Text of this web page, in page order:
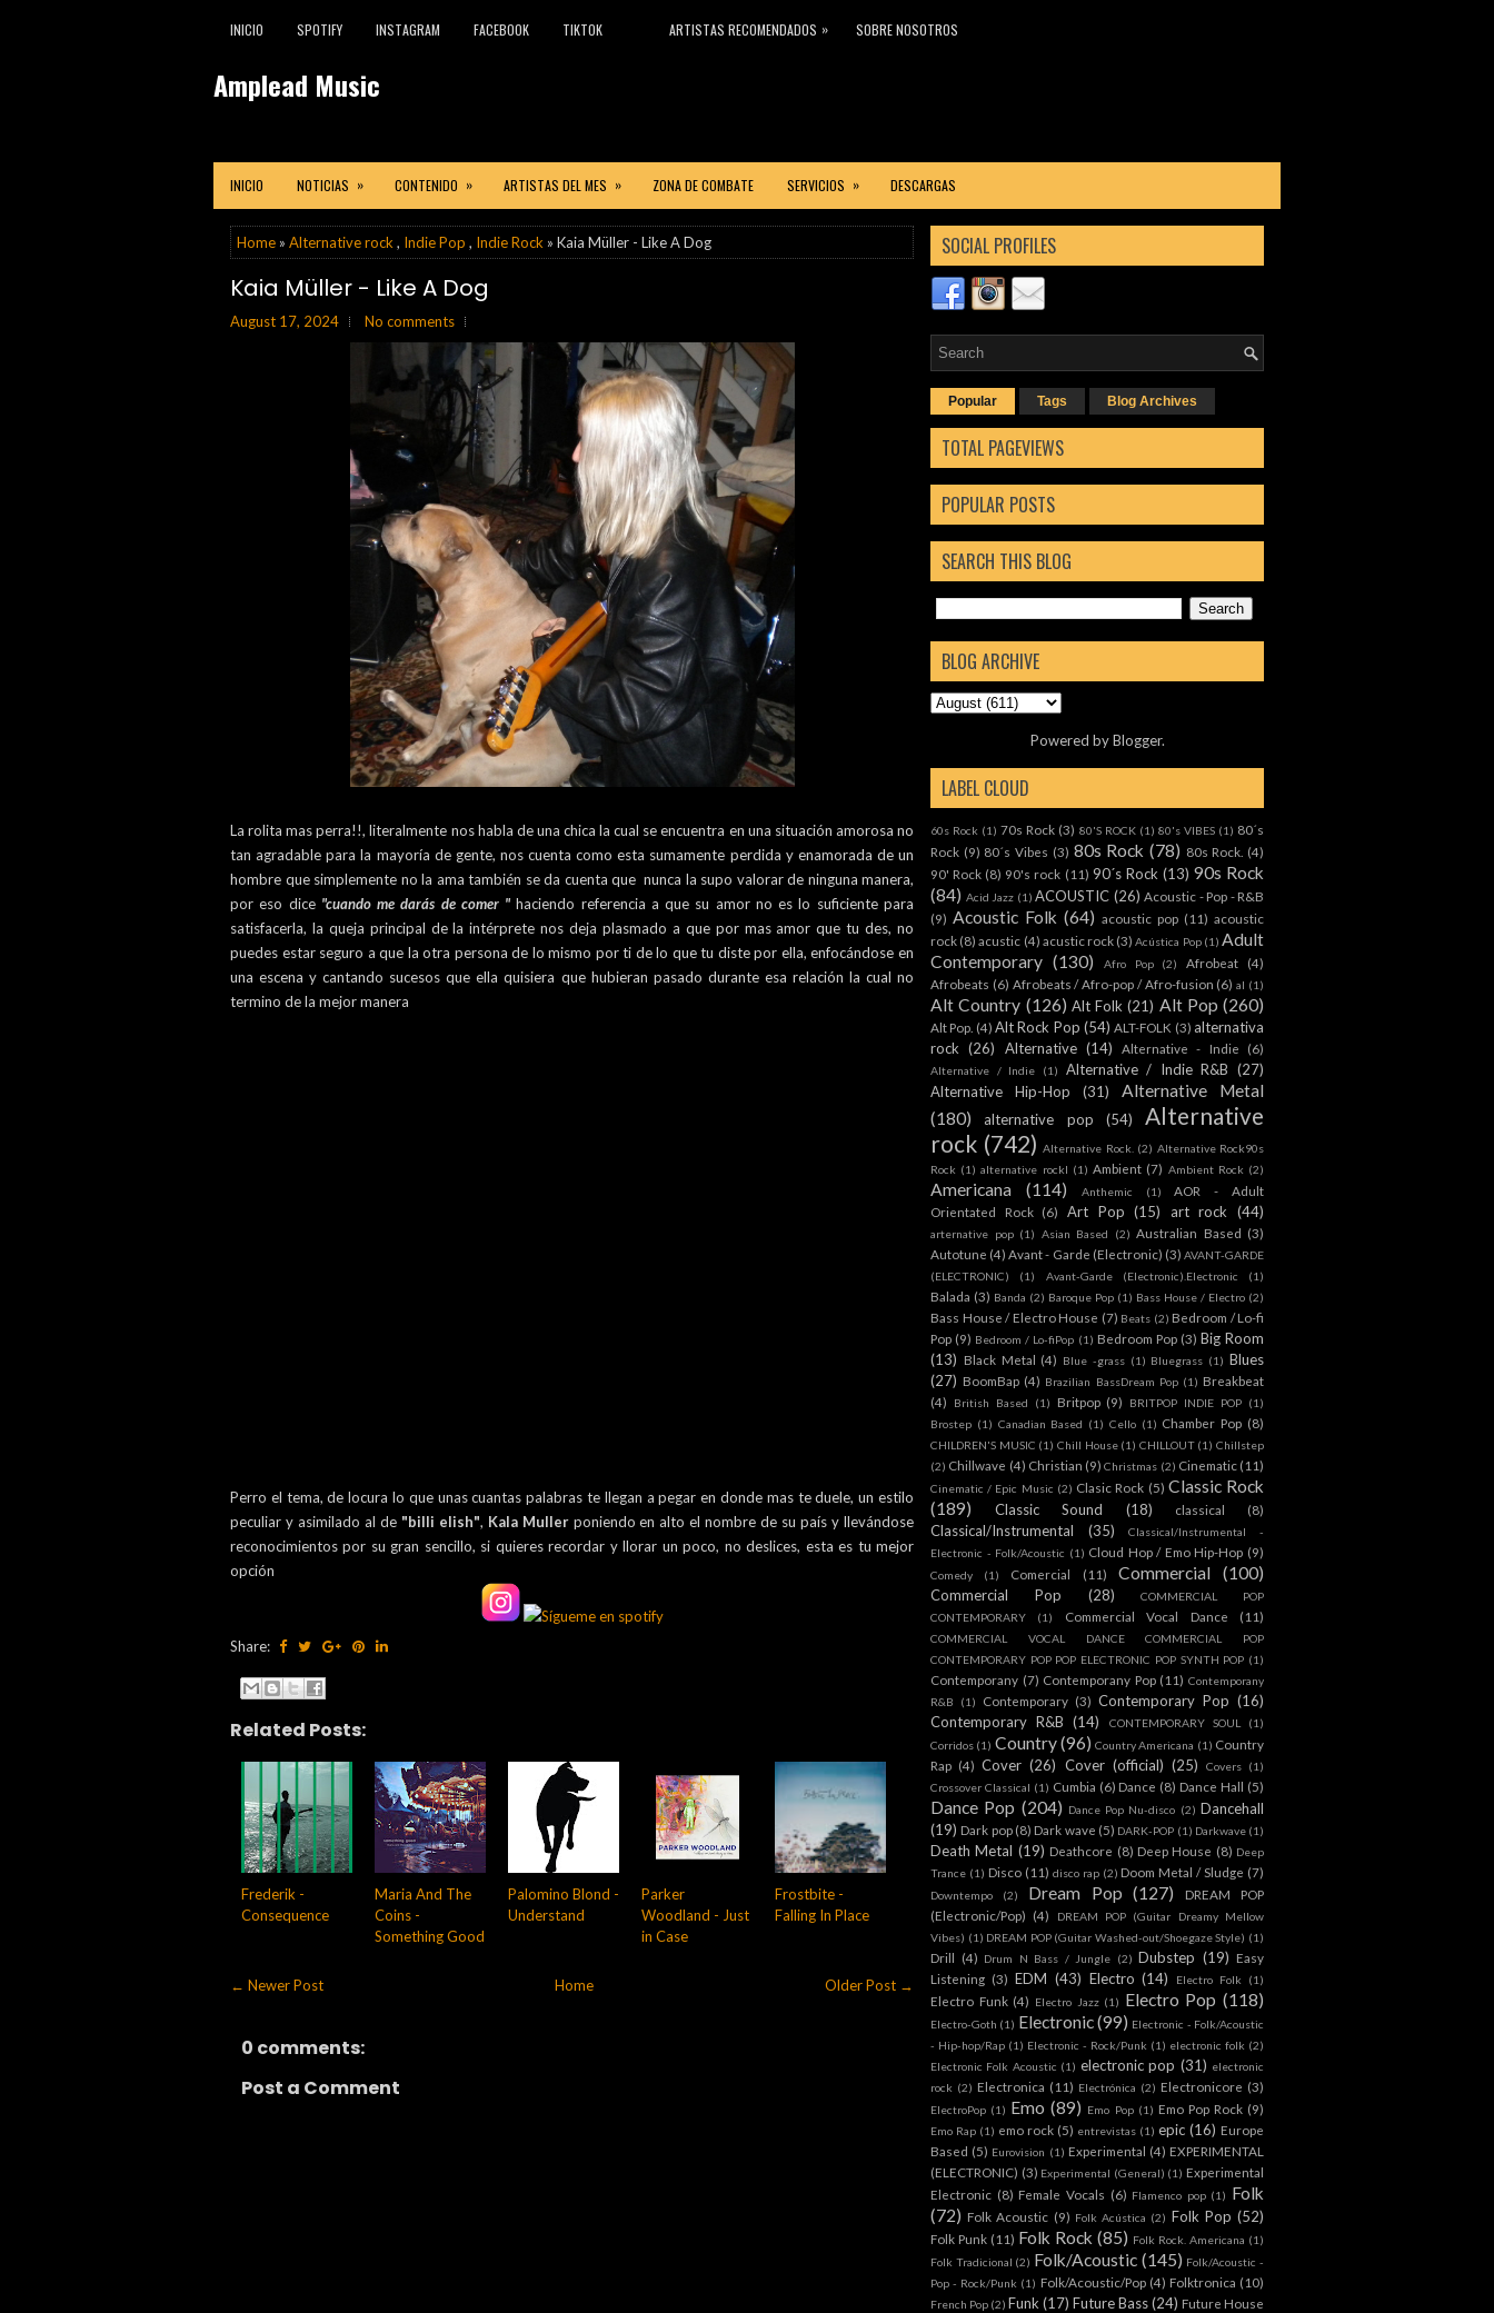
INICIO SPOTIFY INSTAGRAM FACEBOOK TIKTOK ARTISTAS RECOMENDADOS » SOBRE NOSOTROS
Amplead Music
INICIO NOTICIAS » CONTENIDO » ARTISTAS DEL MES » ZONA DE COMBATE SERVICIOS » DESCARGAS
Home » Alternative rock , Indie Pop , Indie Rock » Kaia Müller - Like A Dog
Kaia Müller - Like A Dog
August 17, 2024 No comments
La rolita mas perra!!, literalmente nos habla de una chica la cual se encuentra en una situación amorosa no
tan agradable para la mayoría de gente, nos cuenta como esta sumamente perdida y enamorada de un
hombre que simplemente no la ama también se da cuenta que nunca la supo valorar de ninguna manera,
por eso dice "cuando me darás de comer " haciendo referencia a que su amor no es lo suficiente para
satisfacerla, la queja principal de la intérprete nos deja plasmado a que por mas amor que tu des, no
puedes estar seguro a que la otra persona de lo mismo por ti de lo que tu diste por ella, enfocándose en
una escena y cantando sucesos que ella quisiera que hubieran pasado durante esa relación la cual no
termino de la mejor manera
Perro el tema, de locura lo que unas cuantas palabras te llegan a pegar en donde mas te duele, un estilo
peculiar y asimilado al de "billi elish", Kala Mullerponiendo en alto el nombre de su país y llevándose
reconocimientos por su gran sencillo, si quieres recordar y llorar un poco, no deslices, esta es tu mejor
opción
Share:
Related Posts:
Frederik -
Consequence
Maria And The
Coins -
Something Good
Palomino Blond -
Understand
Parker
Woodland - Just
in Case
Frostbite -
Falling In Place
← Newer Post Older Post →
Home
0 comments:
Post a Comment
SOCIAL PROFILES
Popular Tags Blog Archives
TOTAL PAGEVIEWS
POPULAR POSTS
SEARCH THIS BLOG
BLOG ARCHIVE
Powered byBlogger.
LABEL CLOUD
60s Rock (1) 70s Rock (3) 80'S ROCK (1) 80's VIBES (1) 80´s
Rock (9) 80´s Vibes (3) 80s Rock (78) 80s Rock. (4)
90' Rock (8) 90's rock (11) 90´s Rock (13) 90s Rock
(84) Acid Jazz (1) ACOUSTIC (26) Acoustic - Pop - R&B
(9) Acoustic Folk (64) acoustic pop (11) acoustic
rock (8) acustic (4) acustic rock (3) Acústica Pop (1) Adult
Contemporary (130) Afro Pop (2) Afrobeat
(4)
Afrobeats (6) Afrobeats / Afro-pop / Afro-fusion (6) al (1)
Alt Country (126) Alt Folk (21) Alt Pop (260)
Alt Pop. (4) Alt Rock Pop (54) ALT-FOLK (3) alternativa
rock (26) Alternative (14) Alternative - Indie (6)
Alternative / Indie (1) Alternative / Indie R&B (27)
Alternative Hip-Hop
(31)
Alternative Metal
(180)
alternative pop (54)
Alternative
rock (742) Alternative Rock. (2) Alternative Rock90s
Rock (1) alternative rockl (1) Ambient (7) Ambient Rock (2)
Americana (114) Anthemic (1)
AOR - Adult
Orientated Rock (6) Art Pop (15) art rock (44)
arternative pop (1) Asian Based (2) Australian Based (3)
Autotune (4) Avant - Garde (Electronic) (3) AVANT-GARDE
(ELECTRONIC)
(1) Avant-Garde (Electronic).Electronic (1)
Balada (3) Banda (2) Baroque Pop (1) Bass House / Electro (2)
Bass House / Electro House (7) Beats (2) Bedroom / Lo-fi
Pop (9) Bedroom / Lo-fiPop (1) Bedroom Pop (3) Big Room
(13) Black Metal (4) Blue -grass (1) Bluegrass (1) Blues
(27) BoomBap (4) Brazilian BassDream Pop (1) Breakbeat
(4)
British Based (1) Britpop (9) BRITPOP INDIE POP (1)
Brostep (1) Canadian Based (1) Cello (1) Chamber Pop (8)
CHILDREN'S MUSIC (1) Chill House (1) CHILLOUT (1) Chillstep
(2) Chillwave (4) Christian (9) Christmas (2) Cinematic (11)
Cinematic / Epic Music (2) Clasic Rock (5) Classic Rock
(189)
Classic Sound (18) classical (8)
Classical/Instrumental (35)
Classical/Instrumental -
Electronic - Folk/Acoustic (1) Cloud Hop / Emo Hip-Hop (9)
Comedy (1) Comercial (11) Commercial (100)
Commercial Pop (28)
COMMERCIAL POP
CONTEMPORARY
(1) Commercial Vocal Dance (11)
COMMERCIAL VOCAL DANCE COMMERCIAL POP
CONTEMPORARY POP POP ELECTRONIC POP SYNTH POP (1)
Contemporany (7) Contemporany Pop (11) Contemporany
R&B
(1) Contemporary (3) Contemporary Pop (16)
Contemporary R&B (14) CONTEMPORARY SOUL
(1)
Corridos (1) Country(96) Country Americana (1) Country
Rap (4) Cover (26) Cover (official) (25) Covers (1)
Crossover Classical (1) Cumbia (6) Dance (8) Dance Hall (5)
Dance Pop (204) Dance Pop Nu-disco (2) Dancehall
(19) Dark pop (8) Dark wave (5) DARK-POP (1) Darkwave (1)
Death Metal (19) Deathcore (8) Deep House (8) Deep
Trance (1) Disco (11) disco rap (2) Doom Metal / Sludge (7)
Downtempo (2) Dream Pop (127)
DREAM POP
(Electronic/Pop) (4)
DREAM POP (Guitar Dreamy Mellow
Vibes) (1) DREAM POP (Guitar Washed-out/Shoegaze Style) (1)
Drill (4) Drum N Bass / Jungle (2) Dubstep (19) Easy
Listening (3) EDM (43) Electro (14) Electro Folk (1)
Electro Funk (4) Electro Jazz (1) Electro Pop (118)
Electro-Goth (1) Electronic(99) Electronic - Folk/Acoustic
- Hip-hop/Rap (1) Electronic - Rock/Punk (1) electronic folk (2)
Electronic Folk Acoustic (1) electronic pop (31) electronic
rock (2) Electronica (11) Electrónica (2) Electronicore (3)
ElectroPop (1) Emo (89) Emo Pop (1) Emo Pop Rock (9)
Emo Rap (1) emo rock (5) entrevistas (1) epic (16) Europe
Based (5) Eurovision (1) Experimental (4) EXPERIMENTAL
(ELECTRONIC) (3) Experimental (General) (1) Experimental
Electronic (8) Female Vocals (6) Flamenco pop (1) Folk
(72) Folk Acoustic (9) Folk Acústica (2) Folk Pop (52)
Folk Punk (11) Folk Rock (85) Folk Rock. Americana (1)
Folk Tradicional (2) Folk/Acoustic (145) Folk/Acoustic -
Pop - Rock/Punk (1) Folk/Acoustic/Pop (4) Folktronica (10)
French Pop (2) Funk (17) Future Bass(24) Future House